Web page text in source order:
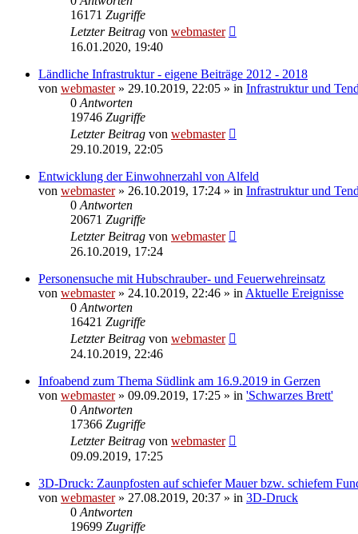
16171 Zugriffe
Letzter Beitrag von webmaster
16.01.2020, 19:40
Ländliche Infrastruktur - eigene Beiträge 2012 - 2018
von webmaster» 29.10.2019, 22:05 » in Infrastruktur und
0 Antworten
19746 Zugriffe
Letzter Beitrag von webmaster
29.10.2019, 22:05
Entwicklung der Einwohnerzahl von Alfeld
von webmaster» 26.10.2019, 17:24 » in Infrastruktur und
0 Antworten
20671 Zugriffe
Letzter Beitrag von webmaster
26.10.2019, 17:24
Personensuche mit Hubschrauber- und Feuerwehreinsatz
von webmaster» 24.10.2019, 22:46 » in Aktuelle Ereignisse
0 Antworten
16421 Zugriffe
Letzter Beitrag von webmaster
24.10.2019, 22:46
Infoabend zum Thema Südlink am 16.9.2019 in Gerzen
von webmaster» 09.09.2019, 17:25 » in 'Schwarzes Brett'
0 Antworten
17366 Zugriffe
Letzter Beitrag von webmaster
09.09.2019, 17:25
3D-Druck: Zaunpfosten auf schiefer Mauer bzw. schiefem
von webmaster» 27.08.2019, 20:37 » in 3D-Druck
0 Antworten
19699 Zugriffe